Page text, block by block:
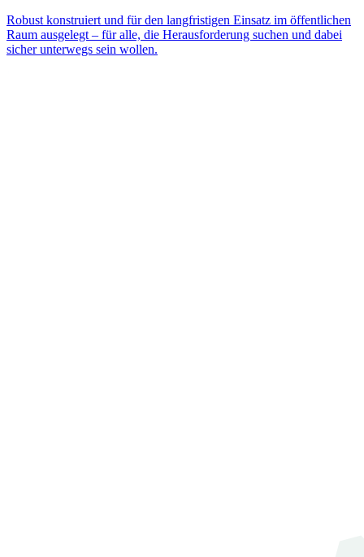
Robust konstruiert und für den langfristigen Einsatz im öffentlichen
Raum ausgelegt – für alle, die Herausforderung suchen und dabei
sicher unterwegs sein wollen.